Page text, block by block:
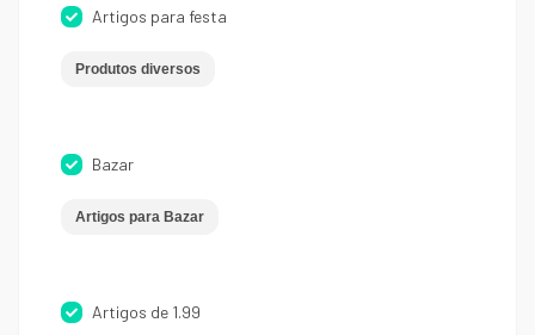
Artigos para festa
Produtos diversos
Bazar
Artigos para Bazar
Artigos de 1.99